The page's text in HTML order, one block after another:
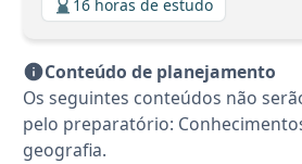
16 horas de estudo
Conteúdo de planejamento
Os seguintes conteúdos não
pelo preparatório:
geografia.